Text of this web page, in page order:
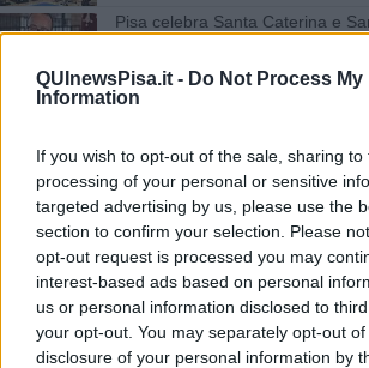
QUInewsPisa.it - Do Not Process My
Information
If you wish to opt-out of the sale, sharing
processing of your personal or sensitive
targeted advertising by us, please use the
section to confirm your selection. Please
opt-out request is processed you may
interest-based ads based on personal
us or personal information disclosed to
your opt-out. You may separately opt-out
disclosure of your personal information by
Pisa celebra Santa Caterina e
Pisa - Saint Tropez, un'amicizia di
Delegazione pisana alla Bravade
San Torpè unisce Pisa e Saint-
Un libro sul gemellaggio tra Pisa
"Gravi ritardi nel pagamento